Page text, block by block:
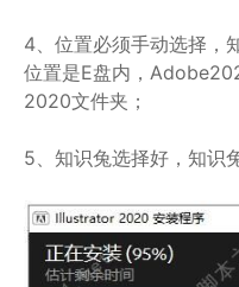
4、位置必须手动选择，
位置是E盘内，
2020文件夹；
5、知识兔选择好，知识